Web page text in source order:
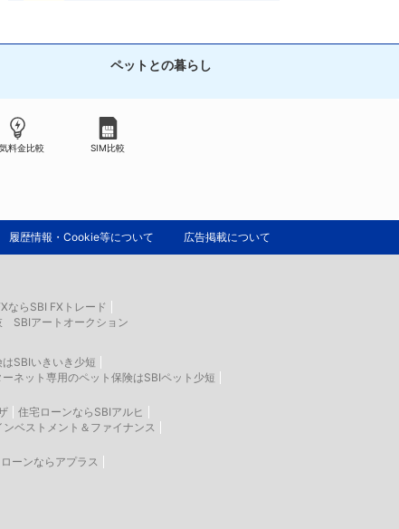
ペットとの暮らし
料金比較 SIM比較
履歴情報・Cookie等について 広告掲載について
ならSBI FXトレード
SBIアートオークション
SBIいきいき少短
ーネット専用のペット保険はSBIペット少短
住宅ローンならSBIアルヒ
ベストメント＆ファイナンス
ーンならアプラス